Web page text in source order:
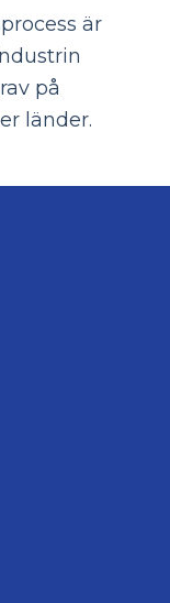
är
på
länder.